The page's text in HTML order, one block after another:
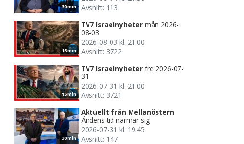
30 min
Avsnitt: 113
15 min
TV7 Israelnyheter mån 2026-
08-03
2026-08-03 kl. 21.00
Avsnitt: 3722
15 min
TV7 Israelnyheter fre 2026-07-
31
2026-07-31 kl. 21.00
Avsnitt: 3721
30 min
Aktuellt från Mellanöstern
Ändens tid närmar sig
2026-07-31 kl. 19.45
Avsnitt: 147